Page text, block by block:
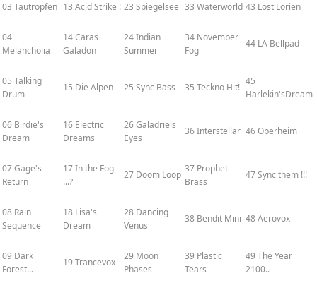
03 Tautropfen 13 Acid Strike ! 23 Spiegelsee 33 Waterworld 43 Lost Lorien
04
Melancholia
14 Caras
Galadon
24 Indian
Summer
34 November
Fog
44 LA Bellpad
05 Talking
Drum
15 Die Alpen 25 Sync Bass 35 Teckno Hit!
45
Harlekin'sDream
06 Birdie's
Dream
16 Electric
Dreams
26 Galadriels
Eyes
36 Interstellar 46 Oberheim
07 Gage's
Return
17 In the Fog
...?
27 Doom Loop
37 Prophet
Brass
47 Sync them !!!
08 Rain
Sequence
18 Lisa's
Dream
28 Dancing
Venus
38 Bendit Mini 48 Aerovox
09 Dark
Forest...
19 Trancevox
29 Moon
Phases
39 Plastic
Tears
49 The Year
2100..